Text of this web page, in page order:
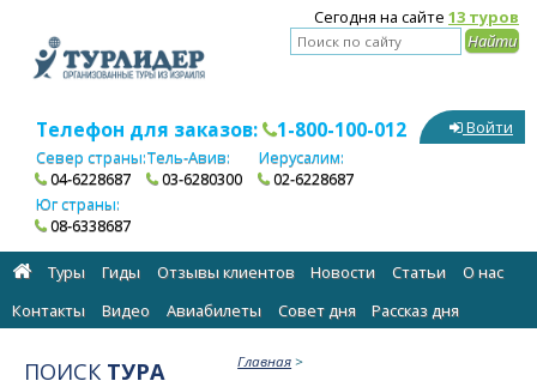
Сегодня на сайте 13 туров
Телефон для заказов: 1-800-100-012
Север страны:
04-6228687
Тель-Авив:
03-6280300
Иерусалим:
02-6228687
Юг страны:
08-6338687
Войти
Туры Гиды Отзывы клиентов Новости Статьи
О нас
Контакты
Видео Авиабилеты Cовет дня Рассказ дня
Главная >
ПОИСК ТУРА